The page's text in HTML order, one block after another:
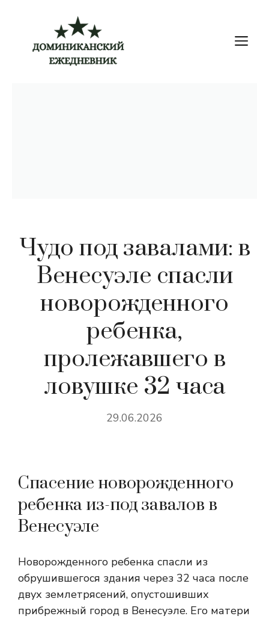
содержимому
Чудо под завалами: в
Венесуэле спасли
новорожденного
ребенка,
пролежавшего в
ловушке 32 часа
29.06.2026
Спасение новорожденного
ребенка из-под завалов в
Венесуэле
Новорожденного ребенка спасли из
обрушившегося здания через 32 часа после
двух землетрясений, опустошивших
прибрежный город в Венесуэле. Его матери